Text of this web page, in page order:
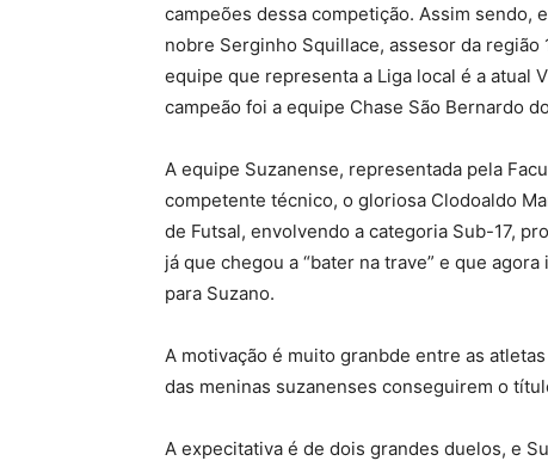
campeões dessa competição. Assim sendo,
nobre Serginho Squillace, assesor da
equipe que representa a Liga local é a atual
campeão foi a equipe Chase São Bernardo
A equipe Suzanense, representada pela
competente técnico, o gloriosa Clodoaldo
de Futsal, envolvendo a categoria Sub-17,
já que chegou a “bater na trave” e que
para Suzano.
A motivação é muito granbde entre as
das meninas suzanenses conseguirem o
A expecitativa é de dois grandes duelos, e